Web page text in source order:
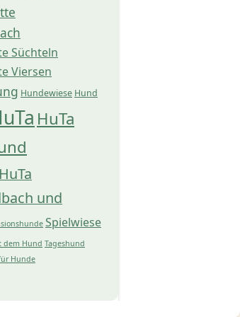
Süchteln
Viersen
Hundewiese Hund
HuTa
HuTa
und
Spielwiese
dem Hund Tageshund
Hunde